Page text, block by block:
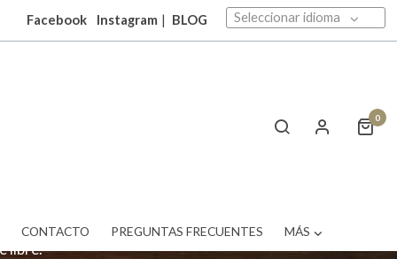
Facebook Instagram | BLOG Seleccionar idioma
0
CONTACTO PREGUNTAS FRECUENTES MÁS
aire libre. Una
mesas de jardín
libre.